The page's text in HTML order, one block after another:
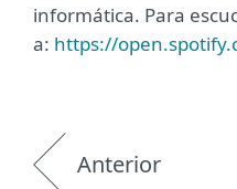
informática. Para
a: https://
Anterior